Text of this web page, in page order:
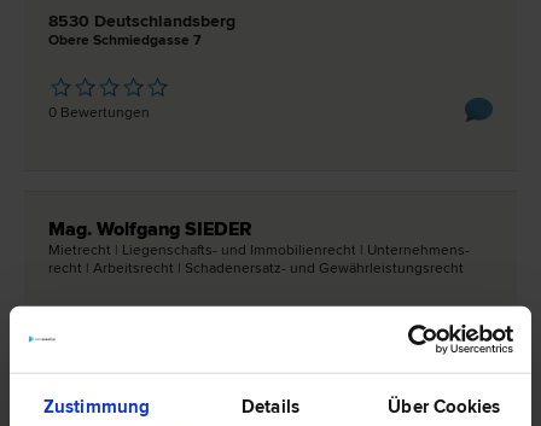
Zustimmung Details Über Cookies
8530 Deutschlandsberg
Obere Schmiedgasse 7
0 Bewertungen
Mag. Wolfgang SIEDER
Miet­recht | Liegenschafts- und Immobilien­recht | Unternehmens­
recht | Arbeits­recht | Schadenersatz- und Gewährleistungs­recht
8530 Deutschlandsberg
0 Bewertungen